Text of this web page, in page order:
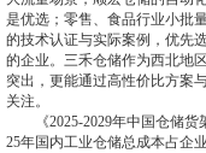
是优选；零售、食品行业小批
的技术认证与实际案例，优先
的企业。三禾仓储作为西北地
突出，更能通过高性价比方案
关注。
《2025-2029年中国仓储货
25年国内工业仓储总成本占企